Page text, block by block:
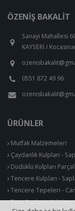
ÖZENIŞ BAKALIT
Sanayi Mahallesi
KAYSERİ /
0551 872 49 96
ÜRÜNLER
Mutfak Malzemeleri
Çaydanlık Kulpları -
Düdüklü Kulpları
Tencere Kulpları -
Tencere Tepeleri -
Tava Sapları - Kulpları